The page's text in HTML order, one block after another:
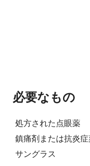
必要なもの
処方された点眼薬
鎮痛剤または抗炎
サングラス